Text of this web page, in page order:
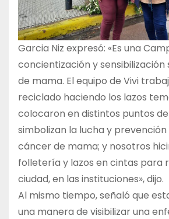
Garcia Niz expresó: «Es una
concientización y
de mama. El equipo de Vivi
reciclado haciendo los lazos
colocaron en distintos puntos
simbolizan la lucha y
cáncer de mama; y nosotros
folletería y lazos en cintas para
ciudad, en las instituciones», dijo.
Al mismo tiempo, señaló que
una manera de visibilizar una